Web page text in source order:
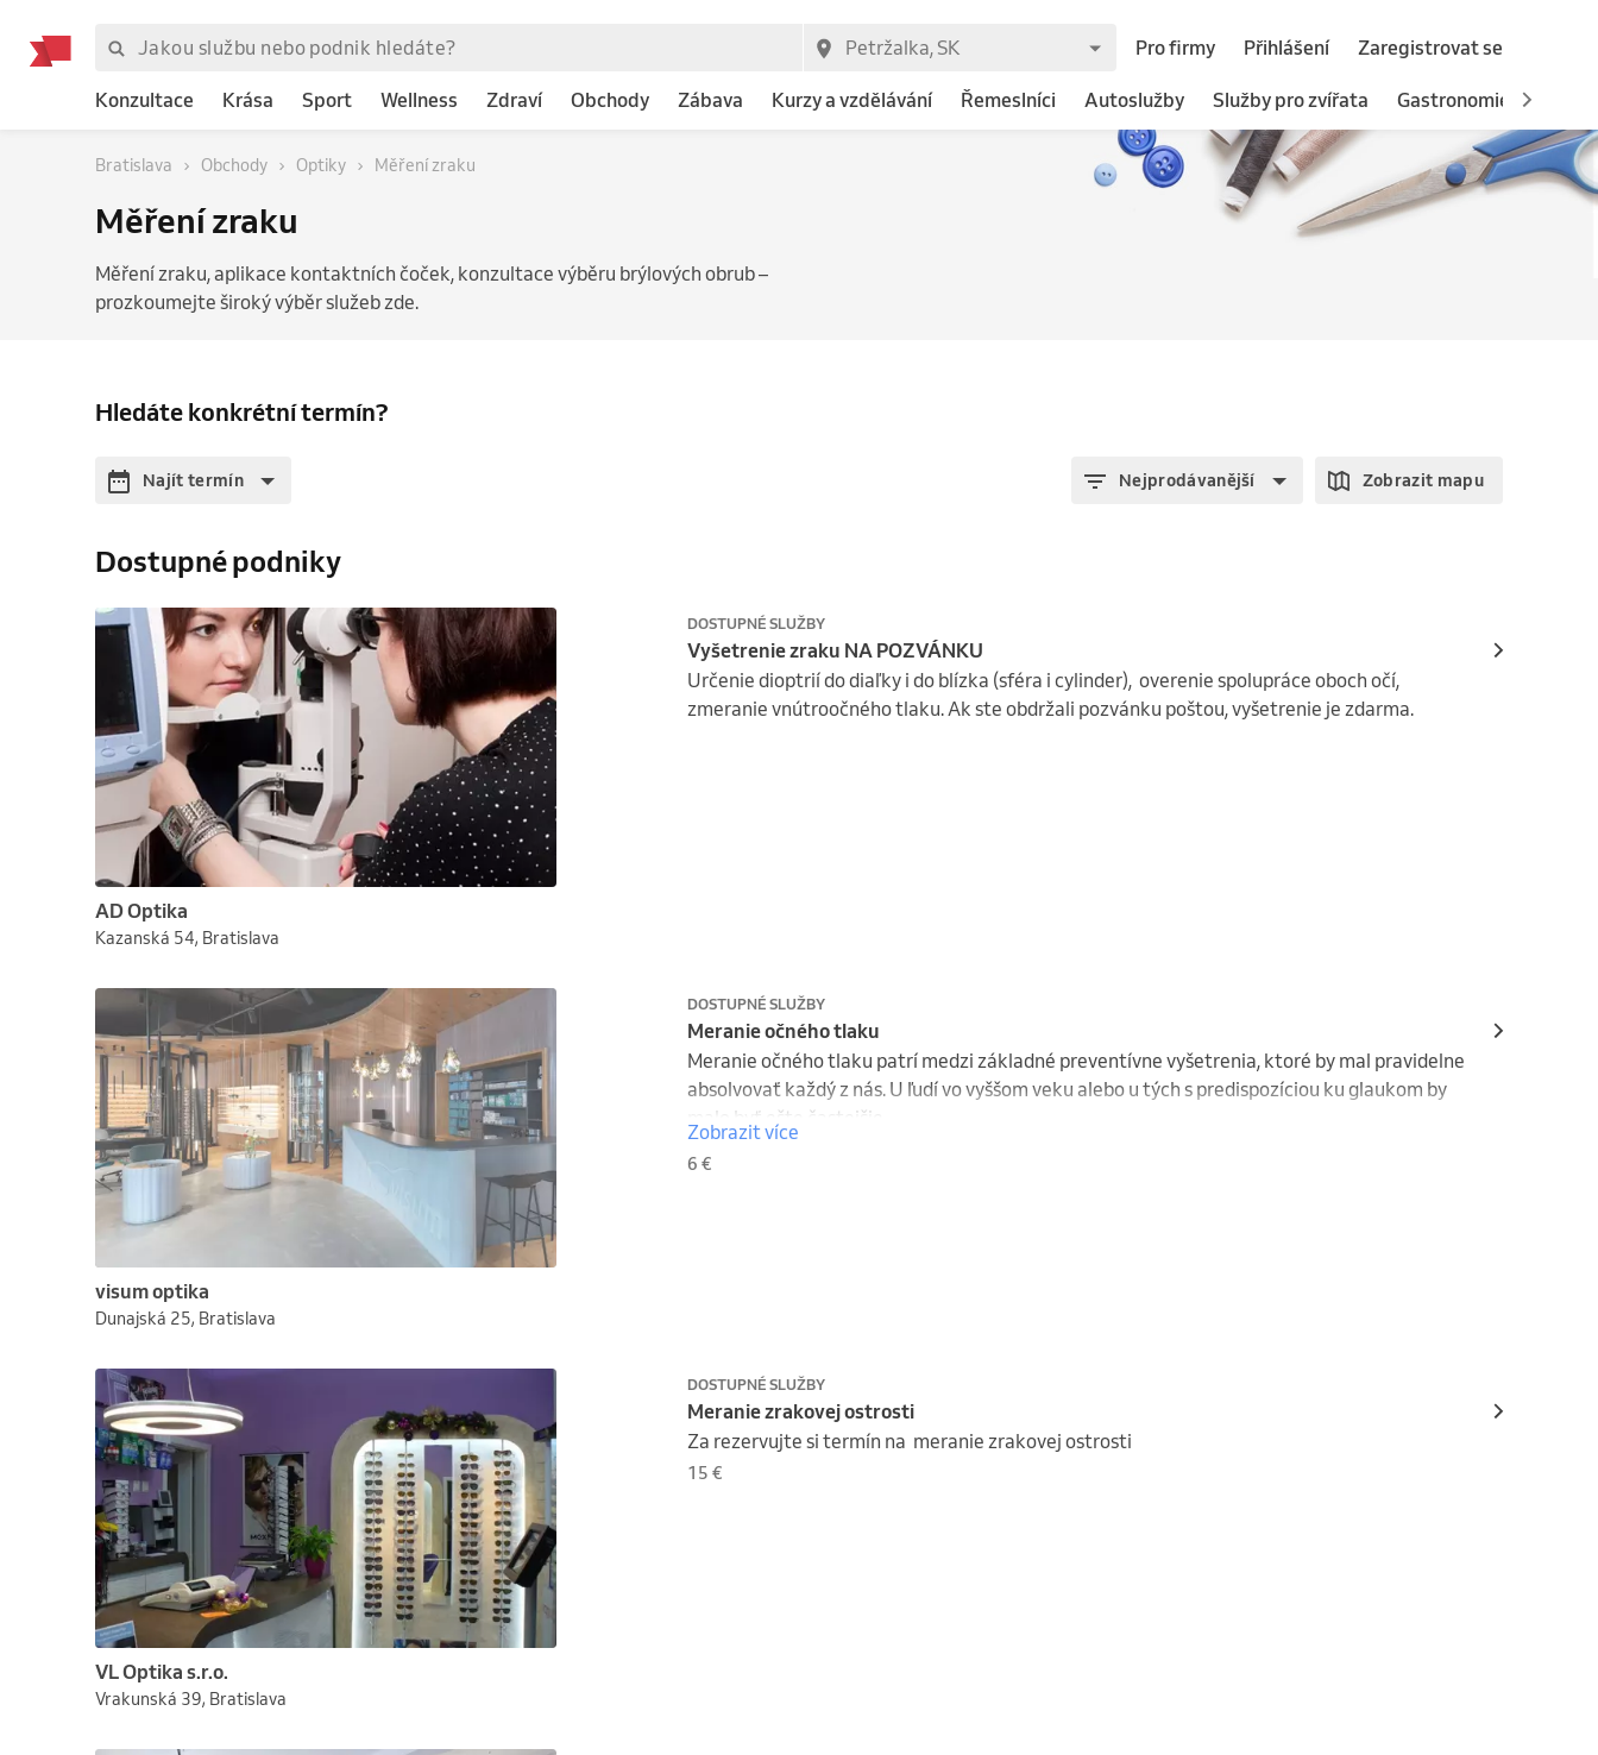
Pro firmy Přihlášení Zaregistrovat se
Konzultace Krása Sport Wellness Zdraví Obchody Zábava Kurzy a vzdělávání Řemeslníci Autoslužby Služby pro zvířata Gastronomie
Bratislava Obchody Optiky Měření zraku
Měření zraku
Měření zraku, aplikace kontaktních čoček, konzultace výběru brýlových obrub –
prozkoumejte široký výběr služeb zde.
Hledáte konkrétní termín?
Najít termín Nejprodávanější Zobrazit mapu
Dostupné podniky
AD Optika
Kazanská 54, Bratislava
DOSTUPNÉ SLUŽBY
Vyšetrenie zraku NA POZVÁNKU
Určenie dioptrií do diaľky i do blízka (sféra i cylinder),  overenie spolupráce oboch očí,
zmeranie vnútroočného tlaku. Ak ste obdržali pozvánku poštou, vyšetrenie je zdarma.
visum optika
Dunajská 25, Bratislava
DOSTUPNÉ SLUŽBY
Meranie očného tlaku
Meranie očného tlaku patrí medzi základné preventívne vyšetrenia, ktoré by mal pravidelne
absolvovať každý z nás. U ľudí vo vyššom veku alebo u tých s predispozíciou ku glaukom by
malo byť ešte častejšie.
Zobrazit více
6 €
VL Optika s.r.o.
Vrakunská 39, Bratislava
DOSTUPNÉ SLUŽBY
Meranie zrakovej ostrosti
Za rezervujte si termín na  meranie zrakovej ostrosti
15 €